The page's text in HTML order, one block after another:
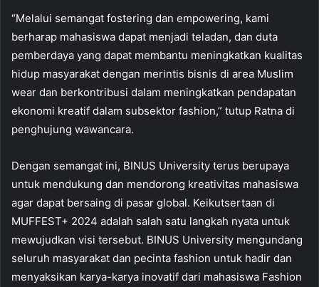
“Melalui semangat fostering dan empowering, kami
berharap mahasiswa dapat menjadi teladan, dan duta
pemberdaya yang dapat membantu meningkatkan kualitas
hidup masyarakat dengan merintis bisnis di area Muslim
wear dan berkontribusi dalam meningkatkan pendapatan
ekonomi kreatif dalam subsektor fashion,” tutup Ratna di
penghujung wawancara.
Dengan semangat ini, BINUS University terus berupaya
untuk mendukung dan mendorong kreativitas mahasiswa
agar dapat bersaing di pasar global. Keikutsertaan di
MUFFEST+ 2024 adalah salah satu langkah nyata untuk
mewujudkan visi tersebut. BINUS University mengundang
seluruh masyarakat dan pecinta fashion untuk hadir dan
menyaksikan karya-karya inovatif dari mahasiswa Fashion